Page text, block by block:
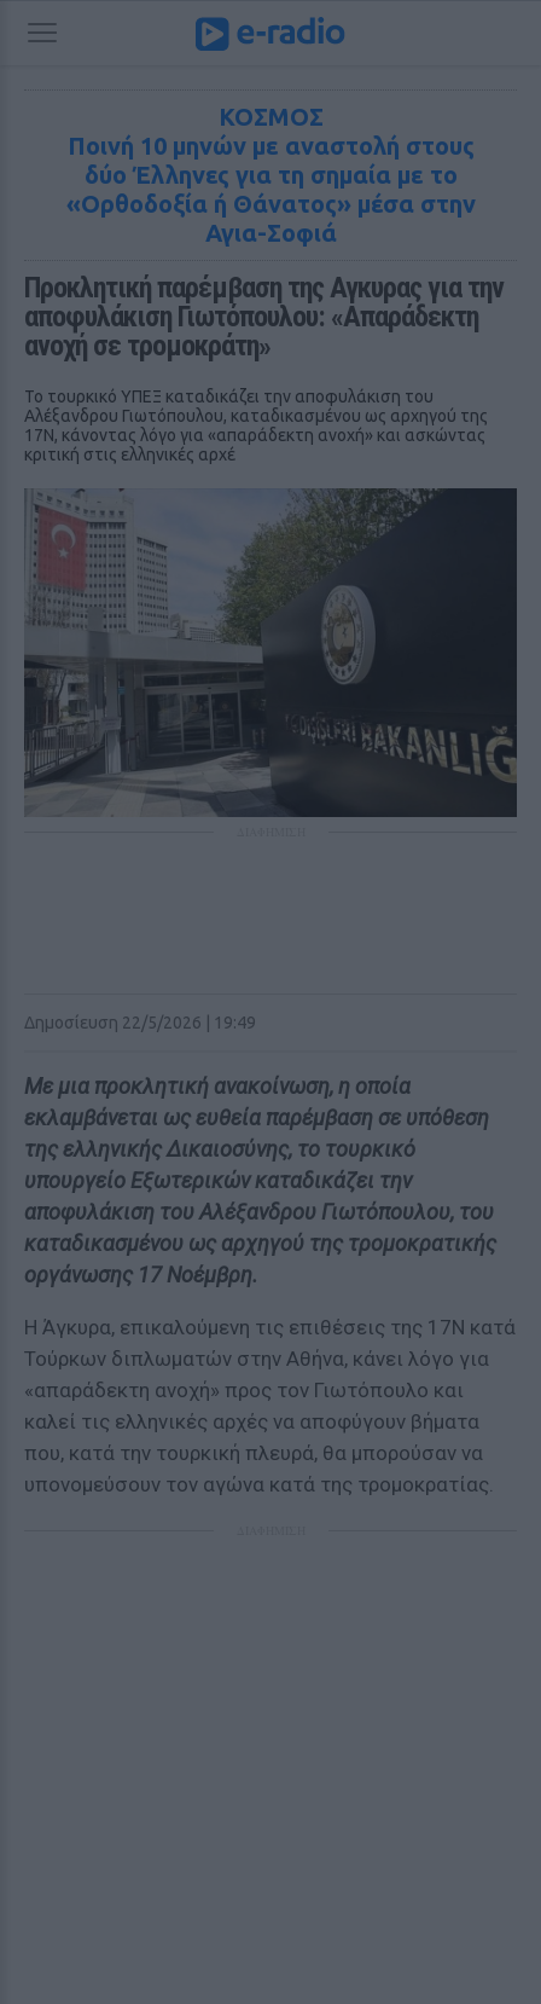
ΚΟΣΜΟΣ
Ποινή 10 μηνών με αναστολή στους
δύο Έλληνες για τη σημαία με το
«Ορθοδοξία ή Θάνατος» μέσα στην
Αγια-Σοφιά
Προκλητική παρέμβαση της Αγκυρας για την
αποφυλάκιση Γιωτόπουλου: «Απαράδεκτη
ανοχή σε τρομοκράτη»
Το τουρκικό ΥΠΕΞ καταδικάζει την αποφυλάκιση του
Αλέξανδρου Γιωτόπουλου, καταδικασμένου ως αρχηγού της
17Ν, κάνοντας λόγο για «απαράδεκτη ανοχή» και ασκώντας
κριτική στις ελληνικές αρχέ
Δημοσίευση 22/5/2026 | 19:49
Με μια προκλητική ανακοίνωση, η οποία
εκλαμβάνεται ως ευθεία παρέμβαση σε υπόθεση
της ελληνικής Δικαιοσύνης, το τουρκικό
υπουργείο Εξωτερικών καταδικάζει την
αποφυλάκιση του Αλέξανδρου Γιωτόπουλου, του
καταδικασμένου ως αρχηγού της τρομοκρατικής
οργάνωσης 17 Νοέμβρη.
Η Άγκυρα, επικαλούμενη τις επιθέσεις της 17Ν κατά
Τούρκων διπλωματών στην Αθήνα, κάνει λόγο για
«απαράδεκτη ανοχή» προς τον Γιωτόπουλο και
καλεί τις ελληνικές αρχές να αποφύγουν βήματα
που, κατά την τουρκική πλευρά, θα μπορούσαν να
υπονομεύσουν τον αγώνα κατά της τρομοκρατίας.